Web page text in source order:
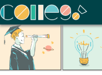
ColleGo! 大學選才與高中育才